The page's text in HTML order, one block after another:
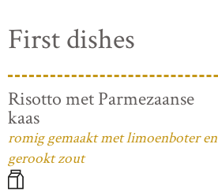
First dishes
Risotto met Parmezaanse
kaas
romig gemaakt met limoenboter en
gerookt zout